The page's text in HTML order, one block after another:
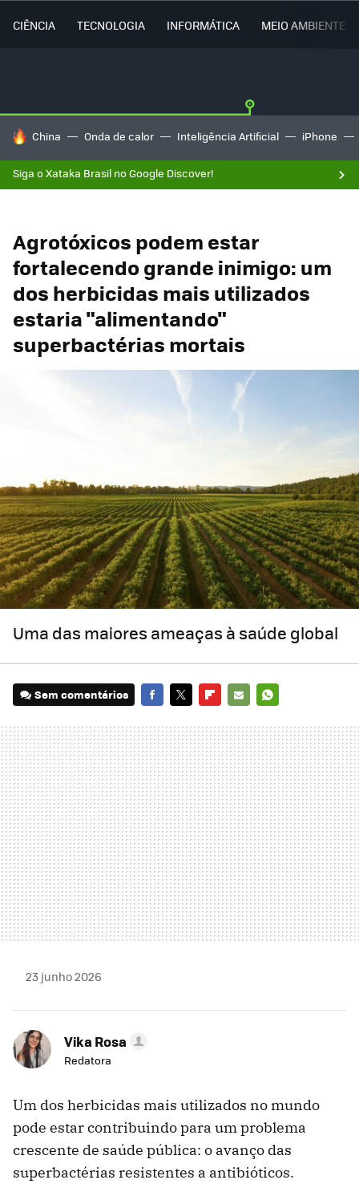
CIÊNCIA TECNOLOGIA INFORMÁTICA MEIO AMBIENTE
TENDÊNCIAS DO DIA
China Onda de calor Inteligência Artificial iPhone
Siga o Xataka Brasil no Google Discover!
Agrotóxicos podem estar
fortalecendo grande inimigo: um
dos herbicidas mais utilizados
estaria "alimentando"
superbactérias mortais
Uma das maiores ameaças à saúde global
Sem comentários
MAIL
23 junho 2026
Vika Rosa
Redatora
Um dos herbicidas mais utilizados no mundo
pode estar contribuindo para um problema
crescente de saúde pública: o avanço das
superbactérias resistentes a antibióticos.